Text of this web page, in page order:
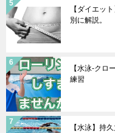
【ダイエッ
別に解説。
【水泳-クロ
練習
【水泳】持